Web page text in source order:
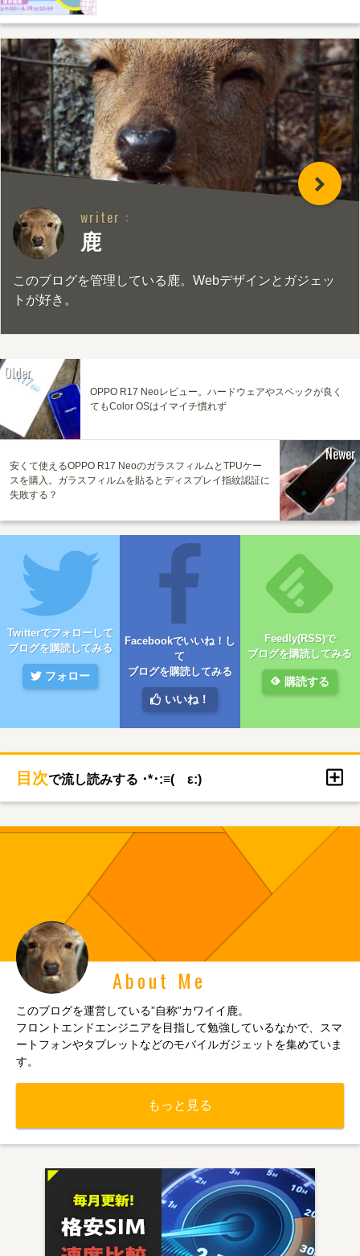
writer :
鹿
このブログを管理している鹿。Webデザインとガジェッ
トが好き。
Older
OPPO R17 Neoレビュー。ハードウェアやスペックが良く
てもColor OSはイマイチ慣れず
安くて使えるOPPO R17 NeoのガラスフィルムとTPUケー
スを購入。ガラスフィルムを貼るとディスプレイ指紋認証に
失敗する？
Newer
Twitterでフォローして
ブログを購読してみる
フォロー
Facebookでいいね！し
て
ブログを購読してみる
いいね！
Feedly(RSS)で
ブログを購読してみる
購読する
About Me
このブログを運営している”自称”カワイイ鹿。
フロントエンドエンジニアを目指して勉強しているなかで、スマ
ートフォンやタブレットなどのモバイルガジェットを集めていま
す。
もっと見る
目次で流し読みする ･*･:≡( ε:)